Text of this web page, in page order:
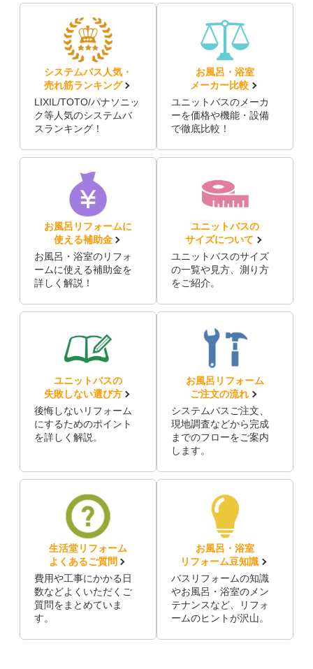
システムバス人気・
売れ筋ランキング
LIXIL/TOTO/パナソニッ
ク等人気のシステムバ
スランキング！
お風呂・浴室
メーカー比較
ユニットバスのメーカ
ーを価格や機能・設備
で徹底比較！
お風呂リフォームに
使える補助金
お風呂・浴室のリフォ
ームに使える補助金を
詳しく解説！
ユニットバスの
サイズについて
ユニットバスのサイズ
の一覧や見方、測り方
をご紹介。
ユニットバスの
失敗しない選び方
後悔しないリフォーム
にするためのポイント
を詳しく解説。
お風呂リフォーム
ご注文の流れ
システムバスご注文、
現地調査などから完成
までのフローをご案内
します。
生活堂リフォーム
よくあるご質問
費用や工事にかかる日
数などよくいただくご
質問をまとめていま
す。
お風呂・浴室
リフォーム豆知識
バスリフォームの知識
やお風呂・浴室のメン
テナンスなど、リフォ
ームのヒントが沢山。